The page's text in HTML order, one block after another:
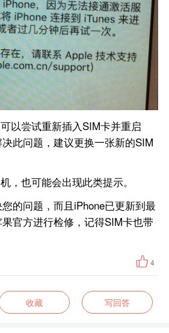
以尝试重新插入SIM卡并重启
此问题，建议更换一张新的SIM
，也可能会出现此类提示。
的问题，而且iPhone已更新到最
官方进行检修，记得SIM卡也带
4
收藏 写回答